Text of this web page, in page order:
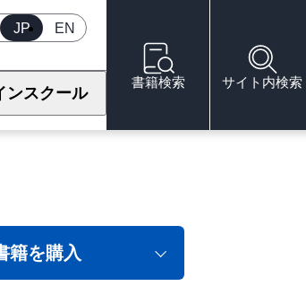
JP EN
ンスクール
書籍検索 サイト内検索
籍を購入